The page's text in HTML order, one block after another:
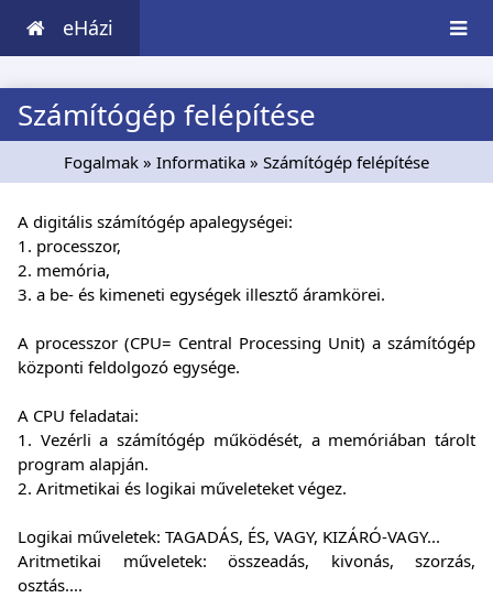
eHázi
Számítógép felépítése
Fogalmak » Informatika » Számítógép felépítése
A digitális számítógép apalegységei:
1. processzor,
2. memória,
3. a be- és kimeneti egységek illesztő áramkörei.
A processzor (CPU= Central Processing Unit) a számítógép
központi feldolgozó egysége.
A CPU feladatai:
1. Vezérli a számítógép működését, a memóriában tárolt
program alapján.
2. Aritmetikai és logikai műveleteket végez.
Logikai műveletek: TAGADÁS, ÉS, VAGY, KIZÁRÓ-VAGY...
Aritmetikai műveletek: összeadás, kivonás, szorzás,
osztás....